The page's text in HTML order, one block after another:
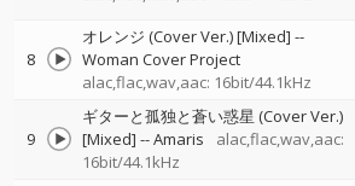
8
オレンジ (Cover Ver.) [Mixed] --
Woman Cover Project
alac,flac,wav,aac: 16bit/44.1kHz
9
ギターと孤独と蒼い惑星 (Cover Ver.)
[Mixed] --Amaris
alac,flac,wav,aac:
16bit/44.1kHz